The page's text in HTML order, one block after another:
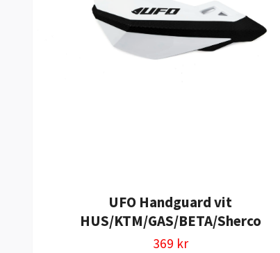
UFO Handguard vit
HUS/KTM/GAS/BETA/Sherco
369 kr